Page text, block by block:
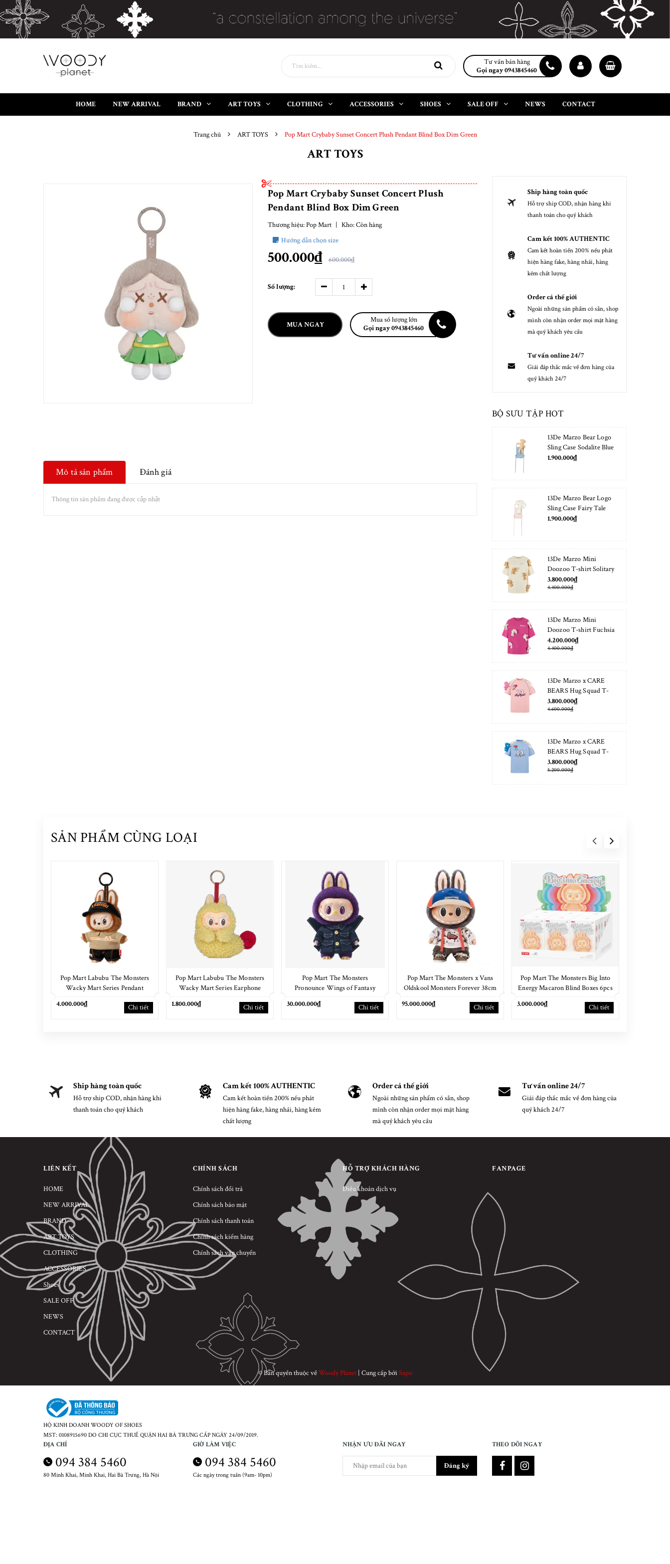
Tư vấn bán hàng
Gọi ngay 0943845460
HOME NEW ARRIVAL BRAND ART TOYS CLOTHING ACCESSORIES SHOES SALE OFF NEWS CONTACT
Trang chủ ART TOYS Pop Mart Crybaby Sunset Concert Plush Pendant Blind Box Dim Green
ART TOYS
Pop Mart Crybaby Sunset Concert Plush
Pendant Blind Box Dim Green
Thương hiệu:Pop Mart | Kho:Còn hàng
Hướng dẫn chọn size
500.000₫ 600.000₫
Số lượng:
MUA NGAY
Mua số lượng lớn
Gọi ngay 0943845460
Mô tả sản phẩm Đánh giá
Thông tin sản phẩm đang được cập nhật
Ship hàng toàn quốc
Hỗ trợ ship COD, nhận hàng khi
thanh toán cho quý khách
Cam kết 100% AUTHENTIC
Cam kết hoàn tiền 200% nếu phát
hiện hàng fake, hàng nhái, hàng
kém chất lượng
Order cả thế giới
Ngoài những sản phẩm có sẵn, shop
mình còn nhận order mọi mặt hàng
mà quý khách yêu cầu
Tư vấn online 24/7
Giải đáp thắc mắc về đơn hàng của
quý khách 24/7
BỘ SƯU TẬP HOT
13De Marzo Bear Logo
Sling Case Sodalite Blue
1.900.000₫
13De Marzo Bear Logo
Sling Case Fairy Tale
1.900.000₫
13De Marzo Mini
Doozoo T-shirt Solitary
Star
3.800.000₫
4.400.000₫
13De Marzo Mini
Doozoo T-shirt Fuchsia
Fedora
4.200.000₫
4.400.000₫
13De Marzo x CARE
BEARS Hug Squad T-
shirt Almond Blossom
3.800.000₫
4.600.000₫
13De Marzo x CARE
BEARS Hug Squad T-
shirt Placid Blue
3.800.000₫
5.200.000₫
SẢN PHẨM CÙNG LOẠI
Pop Mart Labubu The Monsters
Wacky Mart Series Pendant
4.000.000₫ Chi tiết
Pop Mart Labubu The Monsters
Wacky Mart Series Earphone
1.800.000₫ Chi tiết
Pop Mart The Monsters
Pronounce Wings of Fantasy
30.000.000₫ Chi tiết
Pop Mart The Monsters x Vans
Oldskool Monsters Forever 38cm
95.000.000₫
Chi tiết
Pop Mart The Monsters Big Into
Energy Macaron Blind Boxes 6pcs
3.000.000₫ Chi tiết
Ship hàng toàn quốc
Hỗ trợ ship COD, nhận hàng khi
thanh toán cho quý khách
Cam kết 100% AUTHENTIC
Cam kết hoàn tiền 200% nếu phát
hiện hàng fake, hàng nhái, hàng kém
chất lượng
Order cả thế giới
Ngoài những sản phẩm có sẵn, shop
mình còn nhận order mọi mặt hàng
mà quý khách yêu cầu
Tư vấn online 24/7
Giải đáp thắc mắc về đơn hàng của
quý khách 24/7
LIÊN KẾT
HOME
NEW ARRIVAL
BRAND
ART TOYS
CLOTHING
ACCESSORIES
Shoes
SALE OFF
NEWS
CONTACT
CHÍNH SÁCH
Chính sách đổi trả
Chính sách bảo mật
Chính sách thanh toán
Chính sách kiểm hàng
Chính sách vận chuyển
HỖ TRỢ KHÁCH HÀNG
Điều khoản dịch vụ
FANPAGE
© Bản quyền thuộc vềWoody Planet | Cung cấp bởiSapo
HỘ KINH DOANH WOODY OF SHOES
MST: 0108915690 DO CHI CỤC THUẾ QUẬN HAI BÀ TRƯNG CẤP NGÀY 24/09/2019.
ĐỊA CHỈ
094 384 5460
80 Minh Khai, Minh Khai, Hai Bà Trưng, Hà Nội
GIỜ LÀM VIỆC
094 384 5460
Các ngày trong tuần (9am- 10pm)
NHẬN ƯU ĐÃI NGAY
Đăng ký
THEO DÕI NGAY